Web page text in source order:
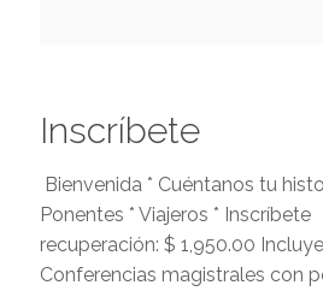
Inscríbete
Bienvenida * Cuéntanos tu
Ponentes * Viajeros *
recuperación: $ 1,950.00
Conferencias magistrales con